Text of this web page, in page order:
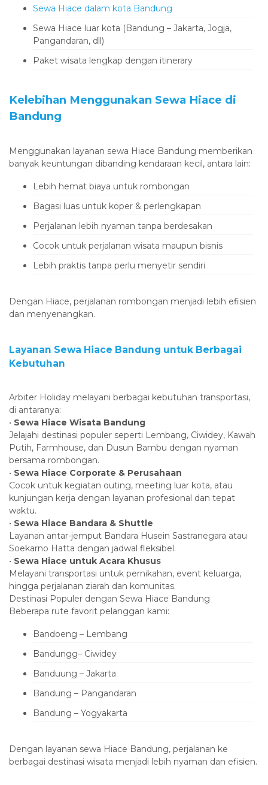
‎Sewa Hiace dalam kota Bandung
‎Sewa Hiace luar kota (Bandung – Jakarta, Jogja,
Pangandaran, dll)
‎Paket wisata lengkap dengan itinerary
‎Kelebihan Menggunakan Sewa Hiace di
Bandung
‎Menggunakan layanan sewa Hiace Bandung memberikan
banyak keuntungan dibanding kendaraan kecil, antara lain:
‎Lebih hemat biaya untuk rombongan
‎Bagasi luas untuk koper & perlengkapan
‎Perjalanan lebih nyaman tanpa berdesakan
‎Cocok untuk perjalanan wisata maupun bisnis
‎Lebih praktis tanpa perlu menyetir sendiri
‎Dengan Hiace, perjalanan rombongan menjadi lebih efisien
dan menyenangkan.
‎Layanan Sewa Hiace Bandung untuk Berbagai
Kebutuhan
‎Arbiter Holiday melayani berbagai kebutuhan transportasi,
di antaranya:
‎• Sewa Hiace Wisata Bandung
‎Jelajahi destinasi populer seperti Lembang, Ciwidey, Kawah
Putih, Farmhouse, dan Dusun Bambu dengan nyaman
bersama rombongan.
‎• Sewa Hiace Corporate & Perusahaan
‎Cocok untuk kegiatan outing, meeting luar kota, atau
kunjungan kerja dengan layanan profesional dan tepat
waktu.
‎• Sewa Hiace Bandara & Shuttle
‎Layanan antar-jemput Bandara Husein Sastranegara atau
Soekarno Hatta dengan jadwal fleksibel.
‎• Sewa Hiace untuk Acara Khusus
‎Melayani transportasi untuk pernikahan, event keluarga,
hingga perjalanan ziarah dan komunitas.
‎Destinasi Populer dengan Sewa Hiace Bandung
‎Beberapa rute favorit pelanggan kami:
‎Bandoeng – Lembang
‎Bandungg– Ciwidey
‎Banduung – Jakarta
‎Bandung – Pangandaran
‎Bandung – Yogyakarta
‎Dengan layanan sewa Hiace Bandung, perjalanan ke
berbagai destinasi wisata menjadi lebih nyaman dan efisien.